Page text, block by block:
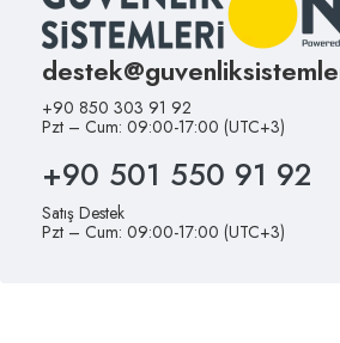
+90 850 303 91 92
Pzt – Cum: 09:00-17:00 (UTC+3)
+90 501 550 91 92
Satış Destek
Pzt – Cum: 09:00-17:00 (UTC+3)